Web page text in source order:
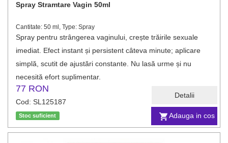
Adauga in cos
Detalii
Spray Stramtare Vagin 50ml
Cantitate: 50 ml, Type: Spray
Spray pentru strângerea vaginului, crește trăirile sexuale
imediat. Efect instant și persistent câteva minute; aplicare
simplă, scutit de ajustări constante. Nu lasă urme și nu
necesită efort suplimentar.
77 RON
Cod: SL125187
Stoc suficient